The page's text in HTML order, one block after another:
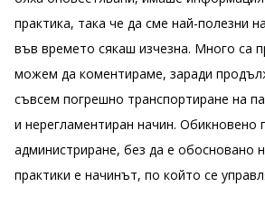
практика, така че да сме най-полезни
във времето сякаш изчезна. Много са
можем да коментираме, заради
съвсем погрешно транспортиране на
и нерегламентиран начин. Обикновено
администриране, без да е обосновано
практики е начинът, по който се